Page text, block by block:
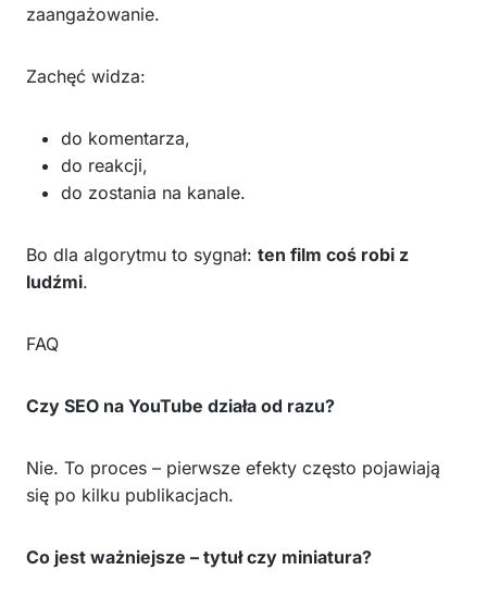
zaangażowanie.
Zachęć widza:
do komentarza,
do reakcji,
do zostania na kanale.
Bo dla algorytmu to sygnał: ten film coś robi z
ludźmi.
FAQ
Czy SEO na YouTube działa od razu?
Nie. To proces – pierwsze efekty często pojawiają
się po kilku publikacjach.
Co jest ważniejsze – tytuł czy miniatura?